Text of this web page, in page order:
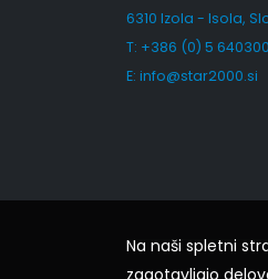
Na naši spletni
zagotavljajo
6310 Izola - Isola,
T: +386 (0) 5
E: info@star2000.si